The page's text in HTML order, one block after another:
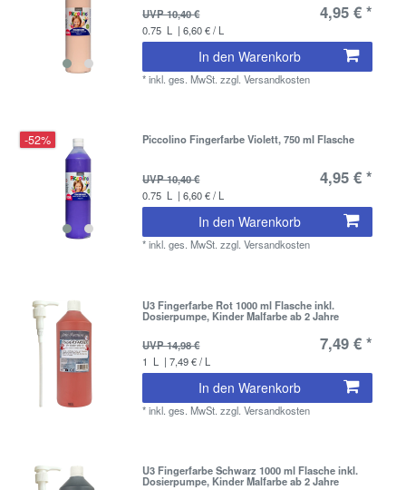
UVP 10,40 €
4,95 € *
0.75 L | 6,60 € / L
In den Warenkorb
*inkl. ges. MwSt. zzgl.Versandkosten
-52% Piccolino Fingerfarbe Violett, 750 ml Flasche
UVP 10,40 € 4,95 € *
0.75 L | 6,60 € / L
In den Warenkorb
*inkl. ges. MwSt. zzgl.Versandkosten
U3 Fingerfarbe Rot 1000 ml Flasche inkl.
Dosierpumpe, Kinder Malfarbe ab 2 Jahre
UVP 14,98 €
7,49 € *
1 L | 7,49 € / L
In den Warenkorb
*inkl. ges. MwSt. zzgl.Versandkosten
U3 Fingerfarbe Schwarz 1000 ml Flasche inkl.
Dosierpumpe, Kinder Malfarbe ab 2 Jahre